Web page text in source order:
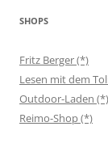
SHOPS
Fritz Berger (*)
Lesen mit dem
Outdoor-Laden (*)
Reimo-Shop (*)